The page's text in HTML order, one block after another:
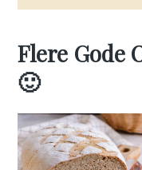
Flere Gode
🙂